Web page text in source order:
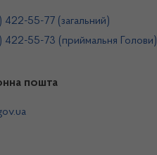
422-55-77 (загальний)
422-55-73 (приймальня Голови)
пошта